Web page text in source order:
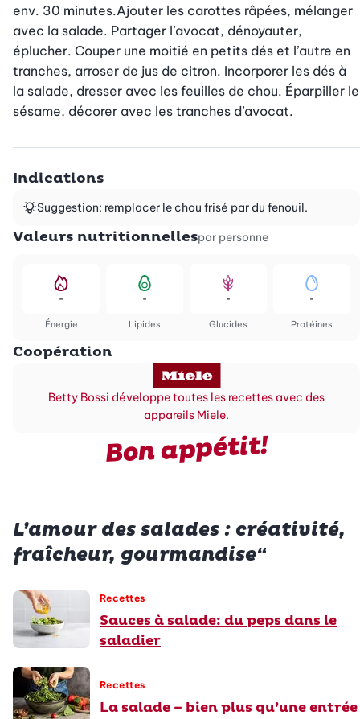
env. 30 minutes.Ajouter les carottes râpées, mélanger
avec la salade. Partager l’avocat, dénoyauter,
éplucher. Couper une moitié en petits dés et l’autre en
tranches, arroser de jus de citron. Incorporer les dés à
la salade, dresser avec les feuilles de chou. Éparpiller le
sésame, décorer avec les tranches d’avocat.
Indications
Suggestion: remplacer le chou frisé par du fenouil.
Valeurs nutritionnellespar personne
Énergie
-
Lipides
-
Glucides
-
Protéines
-
Coopération
Betty Bossi développe toutes les recettes avec des
appareils Miele.
Bon appétit!
L’amour des salades : créativité,
fraîcheur, gourmandise“
Recettes
Sauces à salade: du peps dans le
saladier
Recettes
La salade – bien plus qu’une entrée